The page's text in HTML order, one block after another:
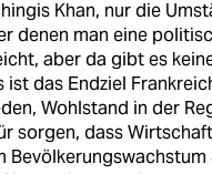
Khan, nur die
denen man eine
aber da gibt es
ist das Endziel
Wohlstand in der
sorgen, dass